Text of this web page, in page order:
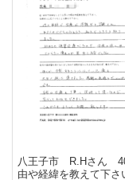
八王子市 R.Hさん
由や経緯を教えて下さ